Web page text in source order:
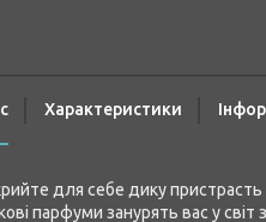
Характеристики
для себе дику пристрасть
парфуми занурять вас у